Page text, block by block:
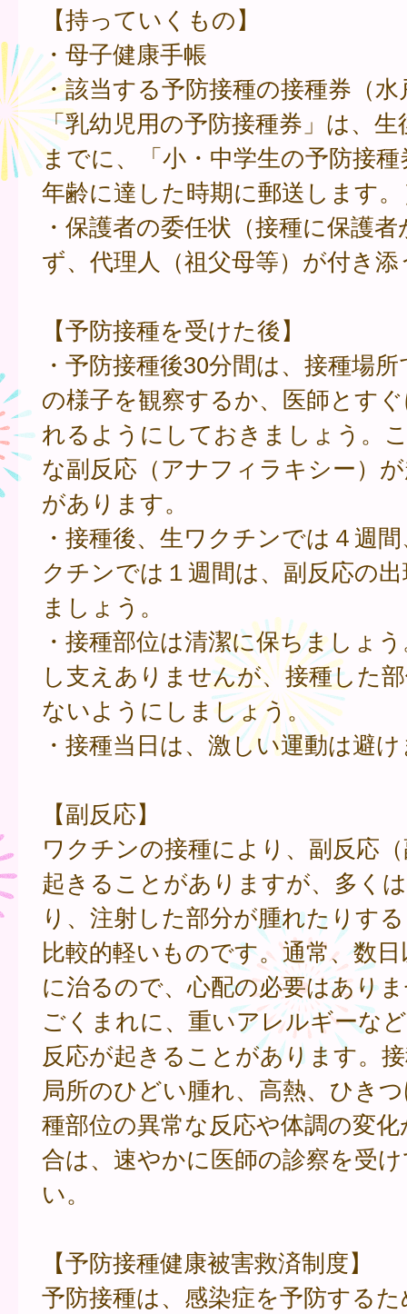
【持っていくもの】
・母子健康手帳
・該当する予防接種の接種券（
「乳幼児用の予防接種券」は、生
までに、「小・中学生の予防接
年齢に達した時期に郵送します
・保護者の委任状（接種に保護
ず、代理人（祖父母等）が付き添
【予防接種を受けた後】
・予防接種後30分間は、接種場
の様子を観察するか、医師とす
れるようにしておきましょう。
な副反応（アナフィラキシー）
があります。
・接種後、生ワクチンでは４週
クチンでは１週間は、副反応の
ましょう。
・接種部位は清潔に保ちましょ
し支えありませんが、接種した
ないようにしましょう。
・接種当日は、激しい運動は避
【副反応】
ワクチンの接種により、副反応
起きることがありますが、多く
り、注射した部分が腫れたりす
比較的軽いものです。通常、数
に治るので、心配の必要はあり
ごくまれに、重いアレルギーな
反応が起きることがあります。
局所のひどい腫れ、高熱、ひき
種部位の異常な反応や体調の変
合は、速やかに医師の診察を受
い。
【予防接種健康被害救済制度】
予防接種は、感染症を予防する